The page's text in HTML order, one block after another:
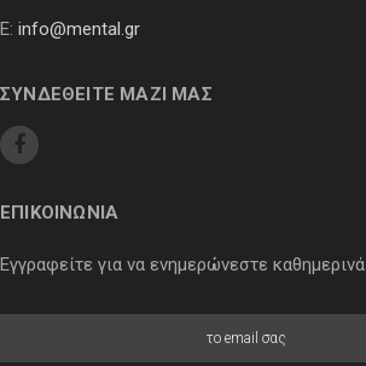
E: info@mental.gr
ΣΥΝΔΕΘΕΙΤΕ ΜΑΖΙ ΜΑΣ
ΕΠΙΚΟΙΝΩΝΙΑ
Εγγραφείτε για να ενημερώνεστε καθημερινά